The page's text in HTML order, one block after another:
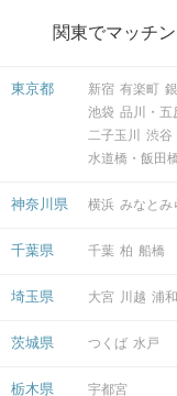
スタッフがお席ま
そのままお出かけ
関東でマッチ
東京都 新宿 有楽町
池袋 品川・五
二子玉川
渋谷
水道橋・飯田
神奈川県 横浜 みなとみ
千葉県 千葉 柏 船橋
埼玉県 大宮 川越 浦和
茨城県 つくば 水戸
栃木県 宇都宮